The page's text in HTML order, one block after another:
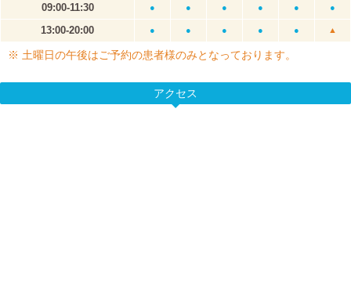
09:00-11:30
● ● ● ● ● ●
13:00-20:00 ● ● ● ● ● ▲
※ 土曜日の午後はご予約の患者様のみとなっております。
アクセス